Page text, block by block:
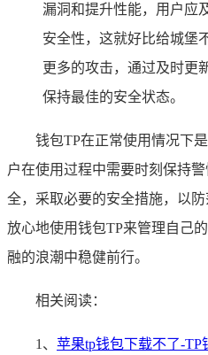
漏洞和提升性能，用户应
安全性，这就好比给城堡
更多的攻击，通过及时更
保持最佳的安全状态。
钱包TP在正常使用情况下
户在使用过程中需要时刻保持
全，采取必要的安全措施，以
放心地使用钱包TP来管理自己
融的浪潮中稳健前行。
相关阅读：
1、 苹果tp钱包下载不了-